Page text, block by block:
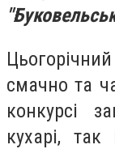
смачно та
конкурсі
кухарі, так